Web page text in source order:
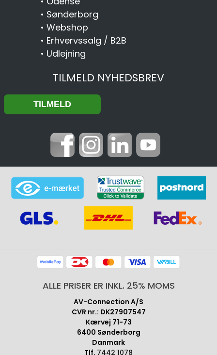
• Sønderborg
• Webshop
• Erhvervssalg / B2B
• Udlejning
TILMELD NYHEDSBREV
ALLE PRISER ER INKL. 25% MOMS
AV-Connection A/S
CVR nr.: DK27907547
Kærvej 71-73
6400 Sønderborg
Danmark
Tlf. 7442 1078